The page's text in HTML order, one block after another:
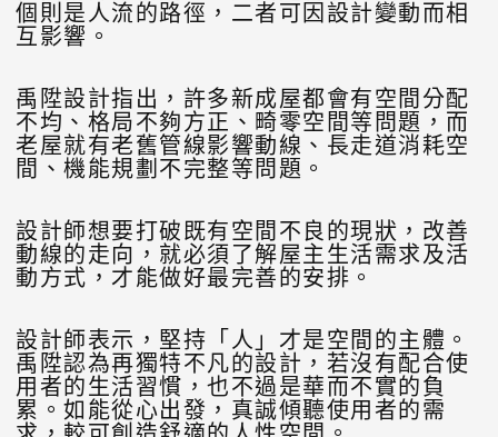
個則是人流的路徑，二者可因設計變動而相
互影響。
禹陞設計指出，許多新成屋都會有空間分配
不均、格局不夠方正、畸零空間等問題，而
老屋就有老舊管線影響動線、長走道消耗空
間、機能規劃不完整等問題。
設計師想要打破既有空間不良的現狀，改善
動線的走向，就必須了解屋主生活需求及活
動方式，才能做好最完善的安排。
設計師表示，堅持「人」才是空間的主體。
禹陞認為再獨特不凡的設計，若沒有配合使
用者的生活習慣，也不過是華而不實的負
累。如能從心出發，真誠傾聽使用者的需